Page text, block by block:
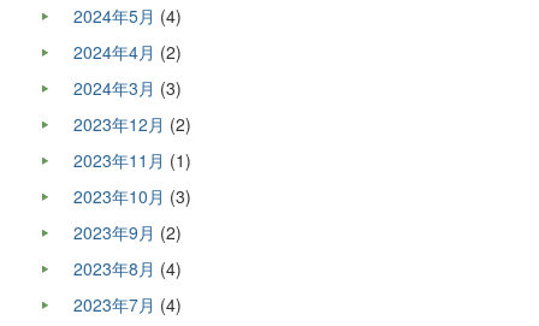
2024年5月 (4)
2024年4月 (2)
2024年3月 (3)
2023年12月 (2)
2023年11月 (1)
2023年10月 (3)
2023年9月 (2)
2023年8月 (4)
2023年7月 (4)